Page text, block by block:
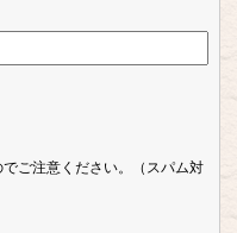
ご注意ください。（スパム対